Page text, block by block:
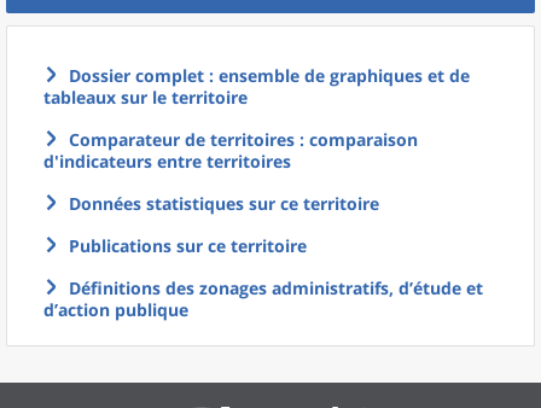
Dossier complet : ensemble de graphiques et de
tableaux sur le territoire
Comparateur de territoires : comparaison
d'indicateurs entre territoires
Données statistiques sur ce territoire
Publications sur ce territoire
Définitions des zonages administratifs, d’étude et
d’action publique